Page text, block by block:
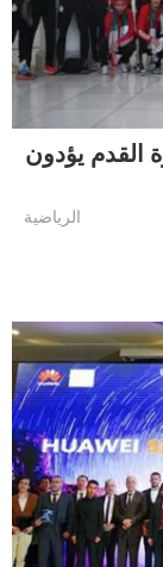
القدم يؤدون
الرياضية